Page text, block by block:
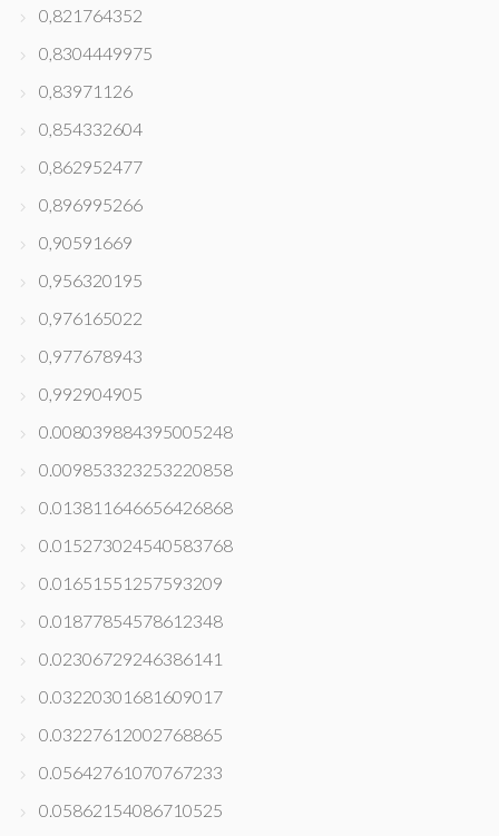
0,821764352
0,8304449975
0,83971126
0,854332604
0,862952477
0,896995266
0,90591669
0,956320195
0,976165022
0,977678943
0,992904905
0.008039884395005248
0.009853323253220858
0.013811646656426868
0.015273024540583768
0.01651551257593209
0.01877854578612348
0.02306729246386141
0.03220301681609017
0.03227612002768865
0.05642761070767233
0.05862154086710525